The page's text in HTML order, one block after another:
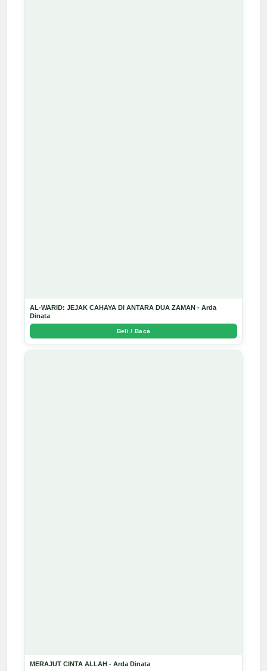
AL-WARID: JEJAK CAHAYA DI ANTARA DUA ZAMAN - Arda
Dinata
Beli / Baca
MERAJUT CINTA ALLAH - Arda Dinata